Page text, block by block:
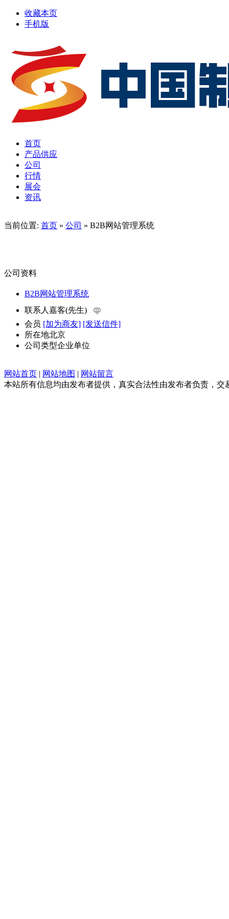
收藏本页
手机版
首页
产品供应
公司
行情
展会
资讯
当前位置: 首页 » 公司 » B2B网站管理系统
公司资料
B2B网站管理系统
联系人 嘉客(先生)
会员 [加为商友] [发送信件]
所在地北京
公司类型企业单位
网站首页 | 网站地图 | 网站留言
本站所有信息均由发布者提供，真实合法性由发布者负责，